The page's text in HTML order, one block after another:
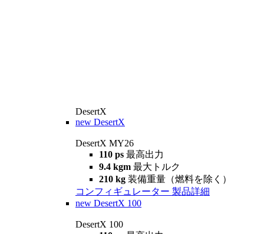
DesertX
new DesertX
DesertX MY26
110 ps 最高出力
9.4 kgm 最大トルク
210 kg 装備重量（燃料を除く）
コンフィギュレーター 製品詳細
new DesertX 100
DesertX 100